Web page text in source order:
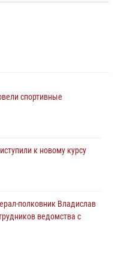
спортивные
к новому курсу
полковник Владислав
ведомства с